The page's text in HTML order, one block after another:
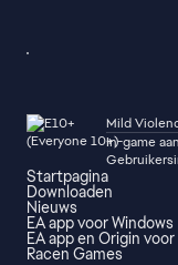
Mild
In-game
Startpagina
Downloaden
Nieuws
EA app voor Windows
EA app en Origin voor
Racen Games